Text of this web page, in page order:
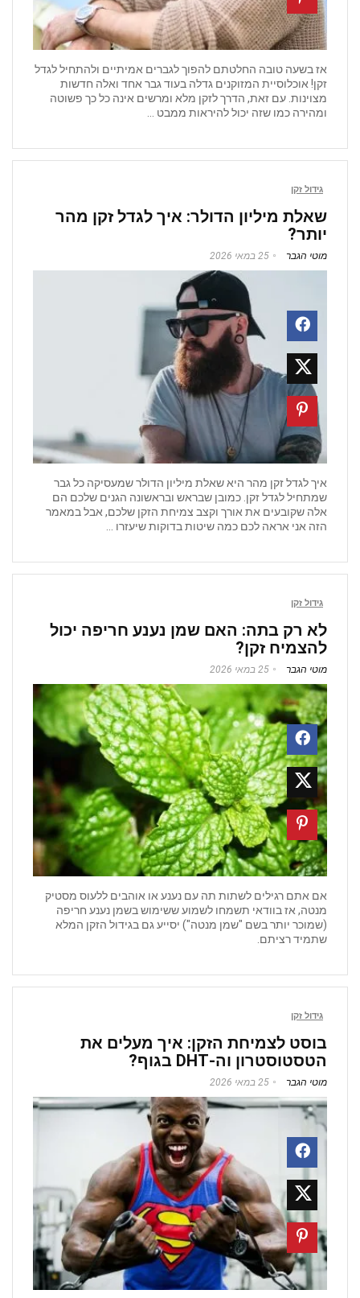
אז בשעה טובה החלטתם להפוך לגברים אמיתיים ולהתחיל לגדל
זקן! אוכלוסיית המזוקנים גדלה בעוד גבר אחד ואלה חדשות
מצוינות. עם זאת, הדרך לזקן מלא ומרשים אינה כל כך פשוטה
ומהירה כמו שזה יכול להיראות ממבט ...
גידול זקן
שאלת מיליון הדולר: איך לגדל זקן מהר
יותר?
מוטי הגבר 25 במאי 2026
איך לגדל זקן מהר היא שאלת מיליון הדולר שמעסיקה כל גבר
שמתחיל לגדל זקן. כמובן שבראש ובראשונה הגנים שלכם הם
אלה שקובעים את אורך וקצב צמיחת הזקן שלכם, אבל במאמר
הזה אני אראה לכם כמה שיטות בדוקות שיעזרו ...
גידול זקן
לא רק בתה: האם שמן נענע חריפה יכול
להצמיח זקן?
מוטי הגבר 25 במאי 2026
אם אתם רגילים לשתות תה עם נענע או אוהבים ללעוס מסטיק
מנטה, אז בוודאי תשמחו לשמוע ששימוש בשמן נענע חריפה
(שמוכר יותר בשם "שמן מנטה") יסייע גם בגידול הזקן המלא
שתמיד רציתם.
גידול זקן
בוסט לצמיחת הזקן: איך מעלים את
הטסטוסטרון וה-DHT בגוף?
מוטי הגבר 25 במאי 2026